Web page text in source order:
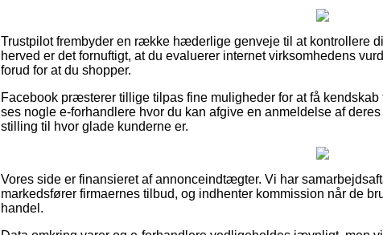
Trustpilot frembyder en række hæderlige genveje til at kontrollere
herved er det fornuftigt, at du evaluerer internet virksomhedens
forud for at du shopper.
Facebook præsterer tillige tilpas fine muligheder for at få
ses nogle e-forhandlere hvor du kan afgive en anmeldelse af
stilling til hvor glade kunderne er.
Vores side er finansieret af annonceindtægter. Vi har
markedsfører firmaernes tilbud, og indhenter kommission når de
handel.